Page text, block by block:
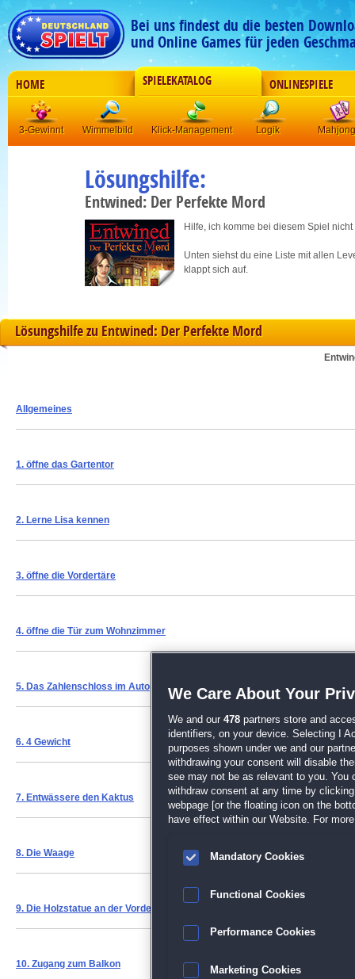
Bei uns findest du die besten
und Online Games für jeden
HOME SPIELEKATALOG ONLINESPIELE
3-Gewinnt Wimmelbild Klick-Management Logik Mahjong
Lösungshilfe:
Entwined: Der Perfekte Mord
Hilfe, ich komme bei diesem Spiel
Unten siehst du eine Liste mit allen
klappt sich auf.
Lösungshilfe zu Entwined: Der Perfekte Mord
Allgemeines
1. öffne das Gartentor
2. Lerne Lisa kennen
3. öffne die Vordertäre
4. öffne die Tür zum Wohnzimmer
5. Das Zahlenschloss im Auto
6. 4 Gewicht
7. Entwässere den Kaktus
8. Die Waage
9. Die Holzstatue an der Vordertäre
10. Zugang zum Balkon
We Care About Your
We and our 478 partners store and
identifiers, on your device. Selecting I
purposes shown under we and our
withdrawing your consent will disable
see may not be as relevant to you. You
withdraw consent at any time by
webpage [or the floating icon on the
have effect within our Website. For
Mandatory Cookies
Functional Cookies
Performance Cookies
Marketing Cookies